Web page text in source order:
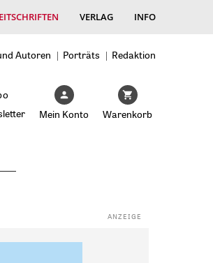
VERLAG INFO
Autoren Porträts
Redaktion
Mein Konto Warenkorb